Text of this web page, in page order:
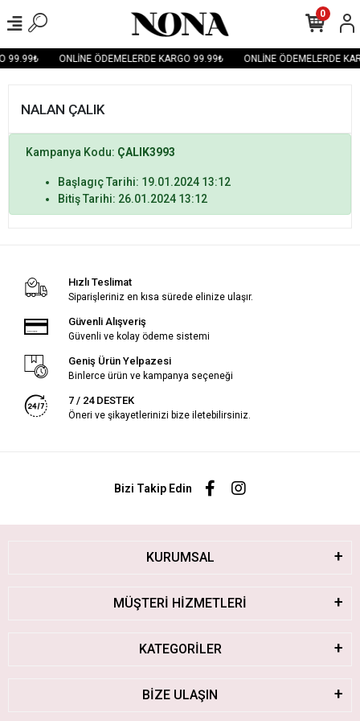
99.99₺ ONLİNE ÖDEMELERDE KARGO 99.99₺ ONLİNE ÖDEMELERDE
0
NALAN ÇALIK
Kampanya Kodu: ÇALIK3993
Başlagıç Tarihi: 19.01.2024 13:12
Bitiş Tarihi: 26.01.2024 13:12
Hızlı Teslimat
Siparişleriniz en kısa sürede elinize ulaşır.
Güvenli Alışveriş
Güvenli ve kolay ödeme sistemi
Geniş Ürün Yelpazesi
Binlerce ürün ve kampanya seçeneği
7 / 24 DESTEK
Öneri ve şikayetlerinizi bize iletebilirsiniz.
Bizi Takip Edin
KURUMSAL
MÜŞTERİ HİZMETLERİ
KATEGORİLER
BİZE ULAŞIN